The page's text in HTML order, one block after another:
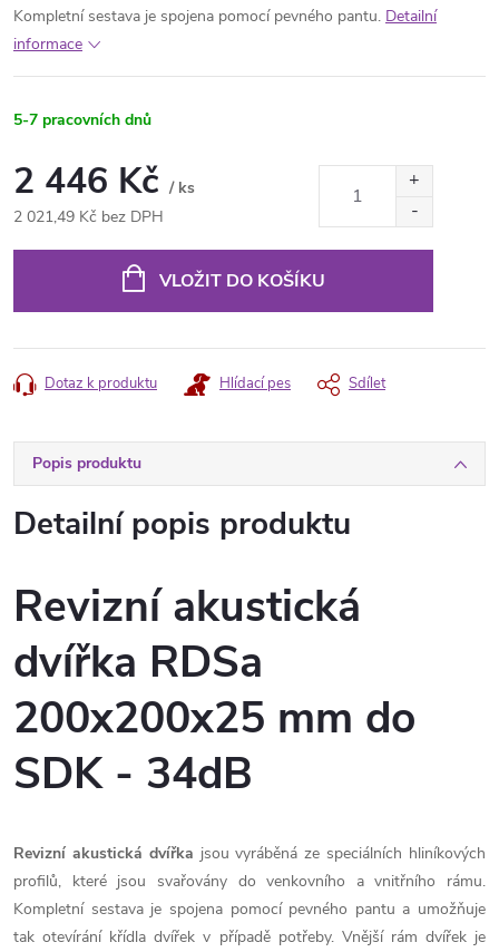
Kompletní sestava je spojena pomocí pevného pantu. Detailní
informace
5-7 pracovních dnů
2 446 Kč / ks
2 021,49 Kč bez DPH
VLOŽIT DO KOŠÍKU
Dotaz k produktu Hlídací pes Sdílet
Popis produktu
Detailní popis produktu
Revizní akustická
dvířka RDSa
200x200x25 mm do
SDK - 34dB
Revizní akustická dvířka jsou vyráběná ze speciálních hliníkových
profilů, které jsou svařovány do venkovního a vnitřního rámu.
Kompletní sestava je spojena pomocí pevného pantu a umožňuje
tak otevírání křídla dvířek v případě potřeby. Vnější rám dvířek je